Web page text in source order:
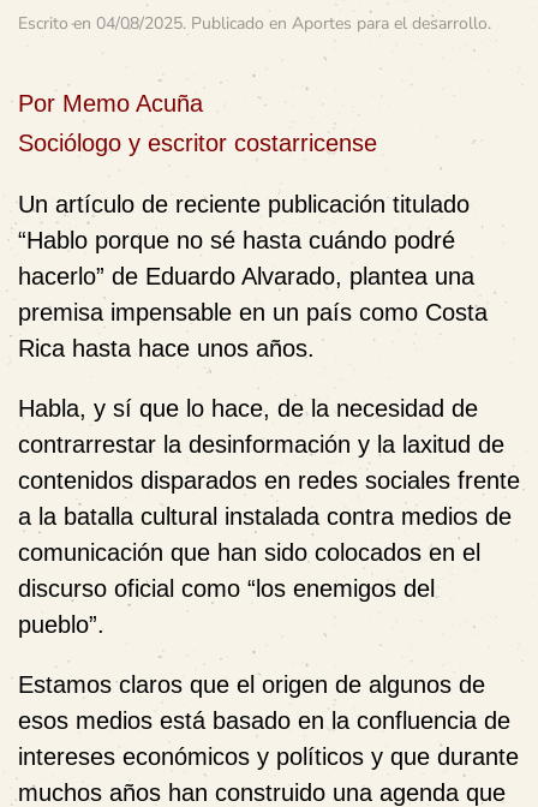
Escrito en 04/08/2025. Publicado en Aportes para el desarrollo.
Por Memo Acuña
Sociólogo y escritor costarricense
Un artículo de reciente publicación titulado
“Hablo porque no sé hasta cuándo podré
hacerlo” de Eduardo Alvarado, plantea una
premisa impensable en un país como Costa
Rica hasta hace unos años.
Habla, y sí que lo hace, de la necesidad de
contrarrestar la desinformación y la laxitud de
contenidos disparados en redes sociales frente
a la batalla cultural instalada contra medios de
comunicación que han sido colocados en el
discurso oficial como “los enemigos del
pueblo”.
Estamos claros que el origen de algunos de
esos medios está basado en la confluencia de
intereses económicos y políticos y que durante
muchos años han construido una agenda que